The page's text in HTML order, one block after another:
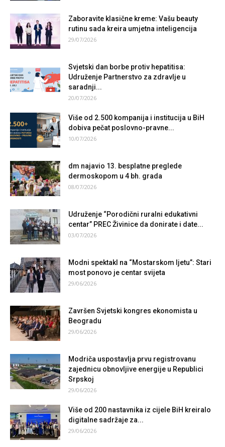
Zaboravite klasične kreme: Vašu beauty
rutinu sada kreira umjetna inteligencija
29/07/2026
Svjetski dan borbe protiv hepatitisa:
Udruženje Partnerstvo za zdravlje u
saradnji...
20/07/2026
Više od 2.500 kompanija i institucija u BiH
dobiva pečat poslovno-pravne...
10/07/2026
dm najavio 13. besplatne preglede
dermoskopom u 4 bh. grada
08/07/2026
Udruženje “Porodični ruralni edukativni
centar” PREC Živinice da donirate i date...
03/07/2026
Modni spektakl na “Mostarskom ljetu”: Stari
most ponovo je centar svijeta
29/06/2026
Završen Svjetski kongres ekonomista u
Beogradu
29/06/2026
Modriča uspostavlja prvu registrovanu
zajednicu obnovljive energije u Republici
Srpskoj
29/06/2026
Više od 200 nastavnika iz cijele BiH kreiralo
digitalne sadržaje za...
29/06/2026